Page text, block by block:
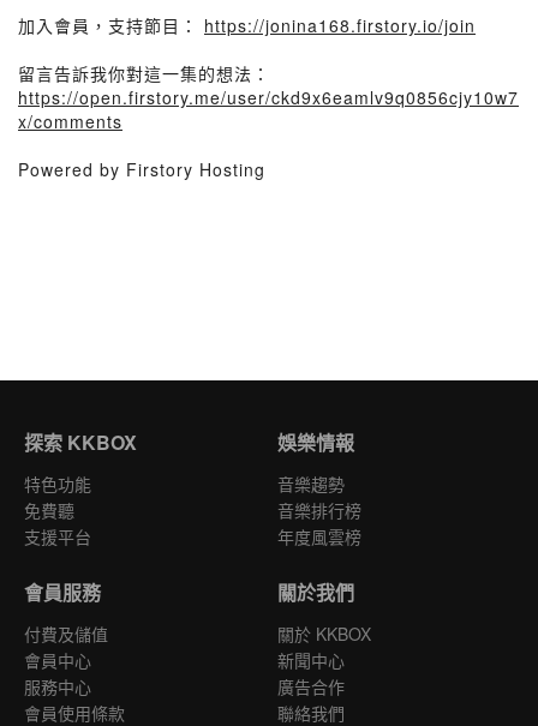
加入會員，支持節目： https://jonina168.firstory.io/join
留言告訴我你對這一集的想法：
https://open.firstory.me/user/ckd9x6eamlv9q0856cjy10w7
x/comments
Powered by Firstory Hosting
探索 KKBOX
特色功能
免費聽
支援平台
娛樂情報
音樂趨勢
音樂排行榜
年度風雲榜
會員服務
付費及儲值
會員中心
服務中心
會員使用條款
關於我們
關於 KKBOX
新聞中心
廣告合作
聯絡我們